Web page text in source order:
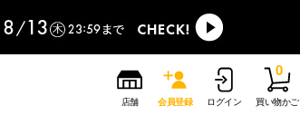
店舗 会員登録 ログイン 買い物かご
0